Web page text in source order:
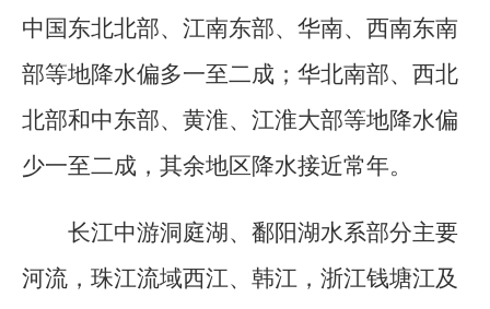
中国东北北部、江南东部、华南、西南东南
部等地降水偏多一至二成；华北南部、西北
北部和中东部、黄淮、江淮大部等地降水偏
少一至二成，其余地区降水接近常年。
长江中游洞庭湖、鄱阳湖水系部分主要
河流，珠江流域西江、韩江，浙江钱塘江及